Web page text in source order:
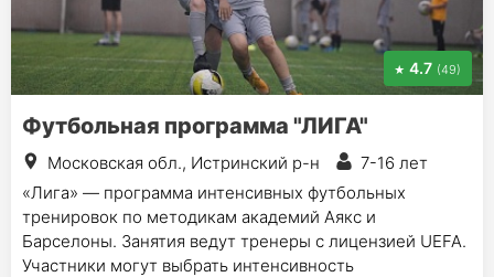
4.7 (49)
Футбольная программа "ЛИГА"
Московская обл., Истринский р-н
7-16 лет
«Лига» — программа интенсивных футбольных
тренировок по методикам академий Аякс и
Барселоны. Занятия ведут тренеры с лицензией UEFA.
Участники могут выбрать интенсивность